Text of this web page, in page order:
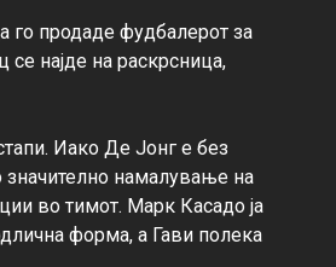
го продаде фудбалерот за
најде на раскрсница,
Иако Де Јонг е без
значително намалување на
во тимот. Марк Касадо ја
форма, а Гави полека